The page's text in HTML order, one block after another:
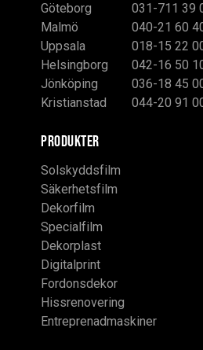
Göteborg
031-711 39
Malmö
040-21 60
Uppsala
018-15 22
Helsingborg
042-16 50
Jönköping
036-18 45
Kristianstad
044-20 91
PRODUKTER
Solskyddsfilm
Säkerhetsfilm
Dekorfilm
Specialfilm
Dekorplast
Digitalprint
Fordonsdekor
Hissrenovering
Entreprenadmaskiner